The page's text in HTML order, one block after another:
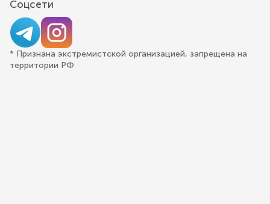
Соцсети
* Признана экстремистской организацией, запрещена на
территории РФ